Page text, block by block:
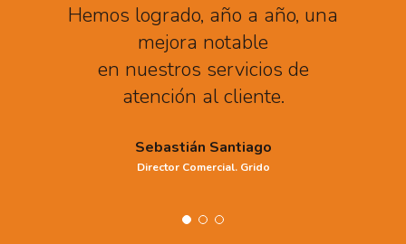
Hemos logrado, año a año, una
mejora notable
en nuestros servicios de
atención al cliente.
Sebastián Santiago
Director Comercial. Grido